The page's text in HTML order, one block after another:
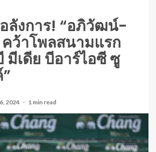
ลังการ! “อภิวัฒน์-
ว้าโพลสนามแรก
มีเดีย บีอาร์ไอซี ซู
2024 1 min read